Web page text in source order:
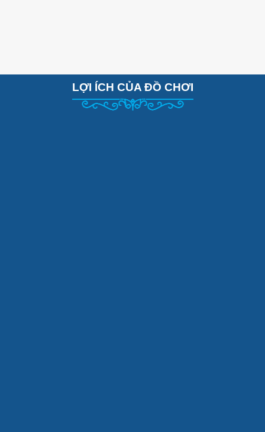
LỢI ÍCH CỦA ĐỒ CHƠI